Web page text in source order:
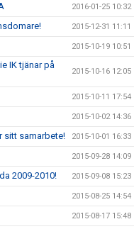
2016-01-25 10:32
2015-12-31 11:11
2015-10-19 10:51
IK tjänar på
2015-10-16 12:05
2015-10-11 17:54
2015-10-02 14:36
sitt samarbete! 2015-10-01 16:33
2015-09-28 14:09
2009-2010! 2015-09-08 15:23
2015-08-25 14:54
2015-08-17 15:48